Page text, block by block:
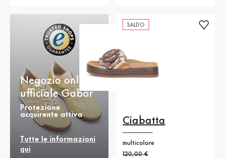
Negozio online
ufficiale Gabor
Protezione
acquirente attiva
Tutte le informazioni
qui
SALDO
Ciabatta
multicolore
Prezzo precedente
120,00 €